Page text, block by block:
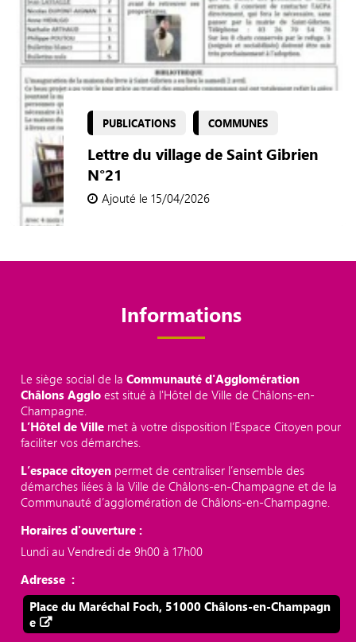
PUBLICATIONS COMMUNES
Lettre du village de Saint Gibrien
N°21
Ajouté le 15/04/2026
Informations
Le siège social de laCommunauté d'Agglomération
Châlons Aggloest situé à l'Hôtel de Ville de Châlons-en-
Champagne.
L’Hôtel de Ville met à votre disposition l’Espace Citoyen pour
faciliter vos démarches.
L’espace citoyen permet de centraliser l’ensemble des
démarches liées à la Ville de Châlons-en-Champagne et de la
Communauté d’agglomération de Châlons-en-Champagne.
Horaires d'ouverture :
Lundi au Vendredi de 9h00 à 17h00
Adresse :
Place du Maréchal Foch, 51000 Châlons-en-Champagn
e